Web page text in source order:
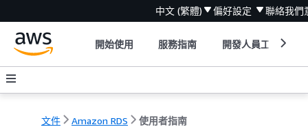
中文 (繁體) 偏好設定 聯絡我們
開始使用 服務指南 開發人員工具
文件 Amazon RDS 使用者指南